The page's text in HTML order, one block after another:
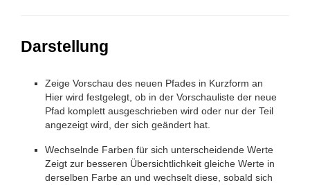
Darstellung
Zeige Vorschau des neuen Pfades in Kurzform an
Hier wird festgelegt, ob in der Vorschauliste der neue
Pfad komplett ausgeschrieben wird oder nur der Teil
angezeigt wird, der sich geändert hat.
Wechselnde Farben für sich unterscheidende Werte
Zeigt zur besseren Übersichtlichkeit gleiche Werte in
derselben Farbe an und wechselt diese, sobald sich